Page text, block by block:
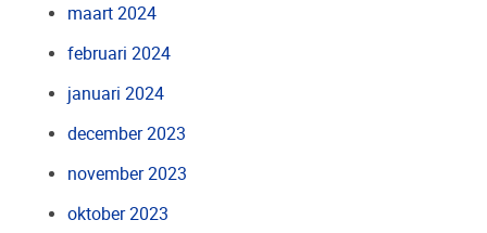
maart 2024
februari 2024
januari 2024
december 2023
november 2023
oktober 2023